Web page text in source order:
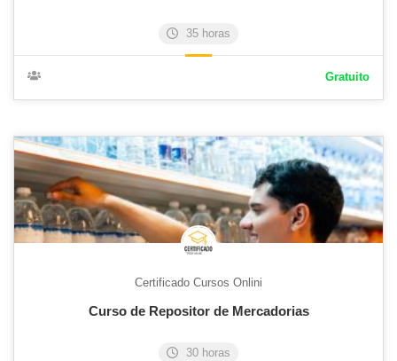
35 horas
Gratuito
Certificado Cursos Onlini
Curso de Repositor de Mercadorias
30 horas